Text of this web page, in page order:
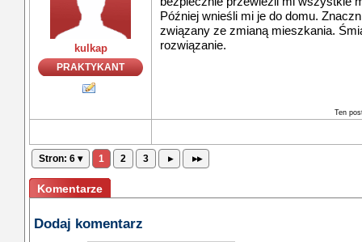
kulkap
PRAKTYKANT
Później wnieśli mi je do domu.
związany ze zmianą mieszkania.
rozwiązanie.
Ten
Stron: 6 ▾ 1 2 3 ▸ ▸▸
Komentarze
Dodaj komentarz